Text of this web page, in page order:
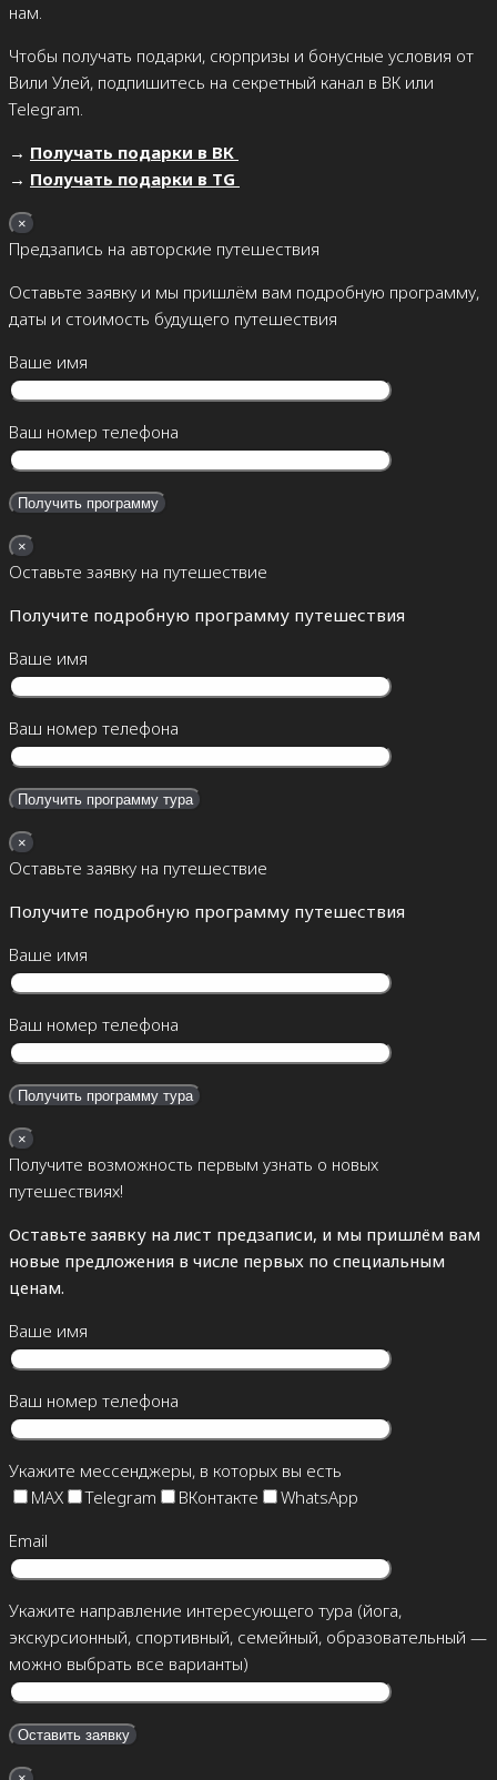
нам.
Чтобы получать подарки, сюрпризы и бонусные условия от
Вили Улей, подпишитесь на секретный канал в ВК или
Telegram.
→ Получать подарки в ВК
→ Получать подарки в TG
×
Предзапись на авторские путешествия
Оставьте заявку и мы пришлём вам подробную программу,
даты и стоимость будущего путешествия
Ваше имя
Ваш номер телефона
×
Оставьте заявку на путешествие
Получите подробную программу путешествия
Ваше имя
Ваш номер телефона
×
Оставьте заявку на путешествие
Получите подробную программу путешествия
Ваше имя
Ваш номер телефона
×
Получите возможность первым узнать о новых
путешествиях!
Оставьте заявку на лист предзаписи, и мы пришлём вам
новые предложения в числе первых по специальным
ценам.
Ваше имя
Ваш номер телефона
Укажите мессенджеры, в которых вы есть
MAX
Telegram ВКонтакте
WhatsApp
Email
Укажите направление интересующего тура (йога,
экскурсионный, спортивный, семейный, образовательный —
можно выбрать все варианты)